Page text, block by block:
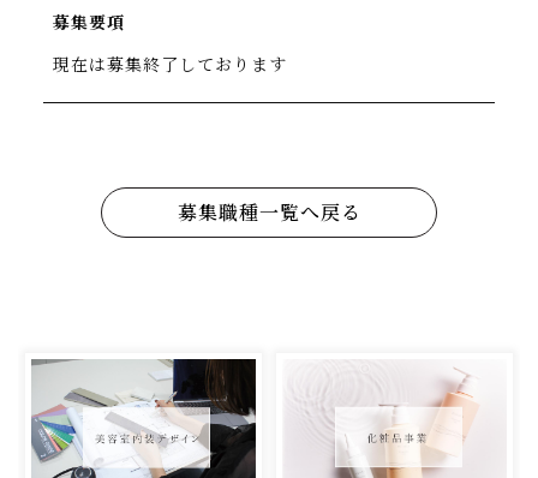
募集要項
現在は募集終了しております
募集職種一覧へ戻る